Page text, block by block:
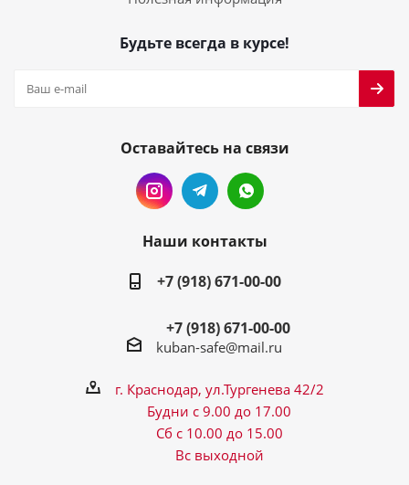
Будьте всегда в курсе!
Оставайтесь на связи
Наши контакты
+7 (918) 671-00-00
+7 (918) 671-00-00
kuban-safe@mail.ru
г. Краснодар, ул.Тургенева 42/2
Будни с 9.00 до 17.00
Сб с 10.00 до 15.00
Вс выходной